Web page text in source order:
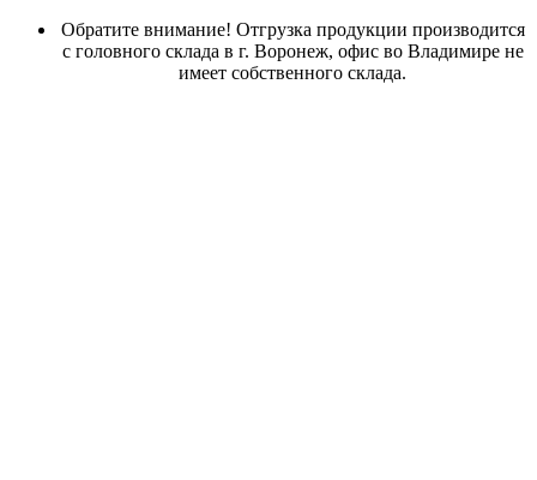
Обратите внимание! Отгрузка продукции производится
с головного склада в г. Воронеж, офис во Владимире не
имеет собственного склада.